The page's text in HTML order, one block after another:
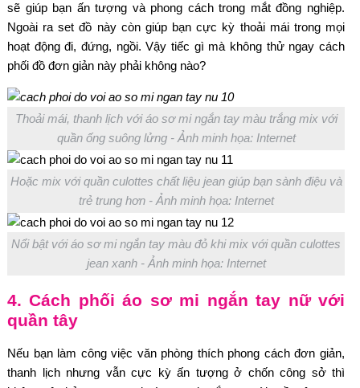
sẽ giúp bạn ấn tượng và phong cách trong mắt đồng nghiệp.
Ngoài ra set đồ này còn giúp bạn cực kỳ thoải mái trong mọi
hoạt động đi, đứng, ngồi. Vậy tiếc gì mà không thử ngay cách
phối đồ đơn giản này phải không nào?
Thoải mái, thanh lịch với áo sơ mi ngắn tay màu trắng mix với
quần ống suông lửng - Ảnh minh họa: Internet
Hoặc mix với quần culottes chất liệu jean giúp bạn sành điệu và
trẻ trung hơn - Ảnh minh họa: Internet
Nổi bật với áo sơ mi ngắn tay màu đỏ khi mix với quần culottes
jean xanh - Ảnh minh họa: Internet
4. Cách phối áo sơ mi ngắn tay nữ với
quần tây
Nếu bạn làm công việc văn phòng thích phong cách đơn giản,
thanh lịch nhưng vẫn cực kỳ ấn tượng ở chốn công sở thì